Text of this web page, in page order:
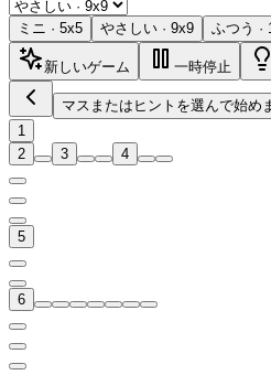
ミニ · 5x5 やさしい · 9x9 ふつう ·
新しいゲーム 一時停止
マスまたはヒントを選んで始め
1
2
3 4
5
6